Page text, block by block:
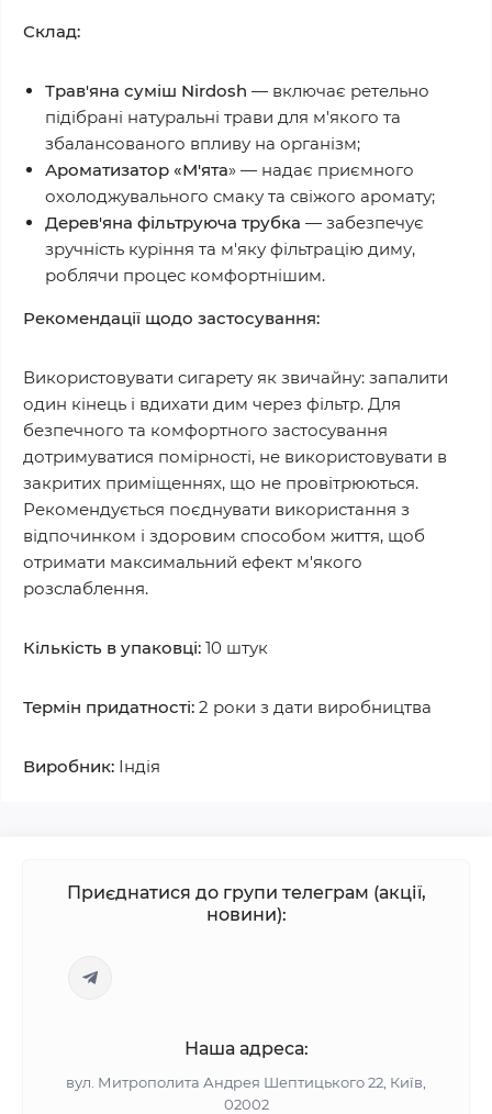
Склад:
Трав'яна суміш Nirdosh — включає ретельно
підібрані натуральні трави для м'якого та
збалансованого впливу на організм;
Ароматизатор «М'ята» — надає приємного
охолоджувального смаку та свіжого аромату;
Дерев'яна фільтруюча трубка — забезпечує
зручність куріння та м'яку фільтрацію диму,
роблячи процес комфортнішим.
Рекомендації щодо застосування:
Використовувати сигарету як звичайну: запалити
один кінець і вдихати дим через фільтр. Для
безпечного та комфортного застосування
дотримуватися помірності, не використовувати в
закритих приміщеннях, що не провітрюються.
Рекомендується поєднувати використання з
відпочинком і здоровим способом життя, щоб
отримати максимальний ефект м'якого
розслаблення.
Кількість в упаковці: 10 штук
Термін придатності: 2 роки з дати виробництва
Виробник: Індія
Приєднатися до групи телеграм (акції,
новини):
Наша адреса:
вул. Митрополита Андрея Шептицького 22, Київ,
02002